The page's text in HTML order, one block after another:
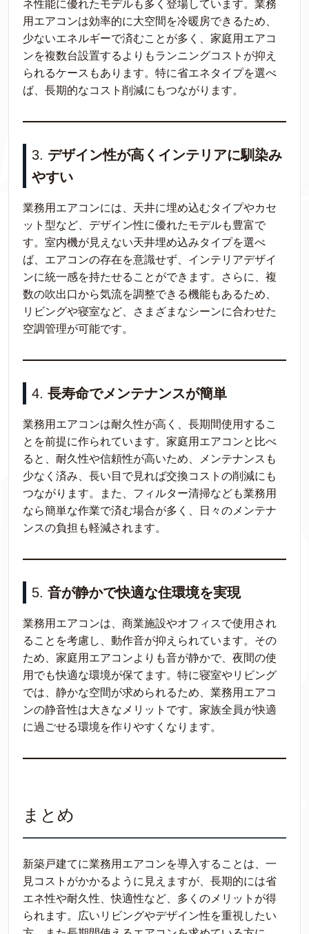
ネ性能に優れたモデルも多く登場しています。業務
用エアコンは効率的に大空間を冷暖房できるため、
少ないエネルギーで済むことが多く、家庭用エアコ
ンを複数台設置するよりもランニングコストが抑え
られるケースもあります。特に省エネタイプを選べ
ば、長期的なコスト削減にもつながります。
3. デザイン性が高くインテリアに馴染み
やすい
業務用エアコンには、天井に埋め込むタイプやカセ
ット型など、デザイン性に優れたモデルも豊富で
す。室内機が見えない天井埋め込みタイプを選べ
ば、エアコンの存在を意識せず、インテリアデザイ
ンに統一感を持たせることができます。さらに、複
数の吹出口から気流を調整できる機能もあるため、
リビングや寝室など、さまざまなシーンに合わせた
空調管理が可能です。
4. 長寿命でメンテナンスが簡単
業務用エアコンは耐久性が高く、長期間使用するこ
とを前提に作られています。家庭用エアコンと比べ
ると、耐久性や信頼性が高いため、メンテナンスも
少なく済み、長い目で見れば交換コストの削減にも
つながります。また、フィルター清掃なども業務用
なら簡単な作業で済む場合が多く、日々のメンテナ
ンスの負担も軽減されます。
5. 音が静かで快適な住環境を実現
業務用エアコンは、商業施設やオフィスで使用され
ることを考慮し、動作音が抑えられています。その
ため、家庭用エアコンよりも音が静かで、夜間の使
用でも快適な環境が保てます。特に寝室やリビング
では、静かな空間が求められるため、業務用エアコ
ンの静音性は大きなメリットです。家族全員が快適
に過ごせる環境を作りやすくなります。
まとめ
新築戸建てに業務用エアコンを導入することは、一
見コストがかかるように見えますが、長期的には省
エネ性や耐久性、快適性など、多くのメリットが得
られます。広いリビングやデザイン性を重視したい